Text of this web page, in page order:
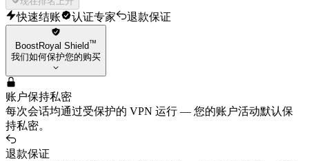
快速结账 认证专家 退款保证
BoostRoyal Shield™
我们如何保护您的购买
账户保持私密
每次会话均通过受保护的 VPN 运行 — 您的账户活动默认保
持私密。
退款保证